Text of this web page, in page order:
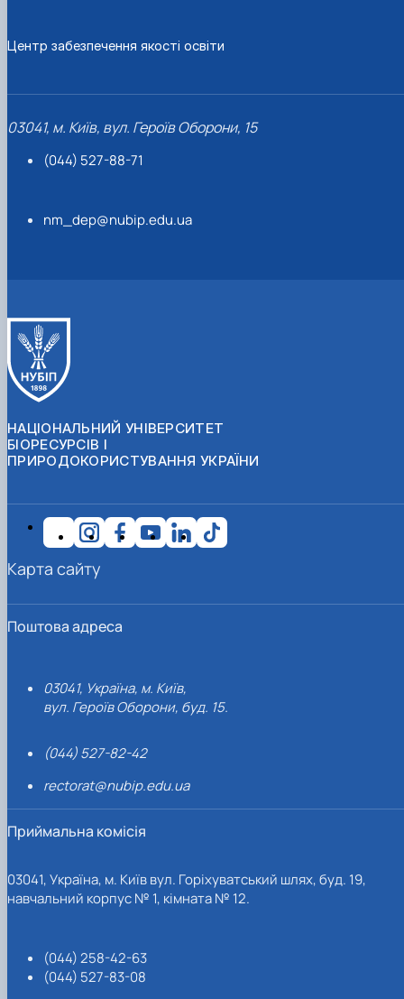
Центр забезпечення якості освіти
03041, м. Київ, вул. Героїв Оборони, 15
(044) 527-88-71
nm_dep@nubip.edu.ua
НАЦІОНАЛЬНИЙ УНІВЕРСИТЕТ
БІОРЕСУРСІВ І
ПРИРОДОКОРИСТУВАННЯ УКРАЇНИ
Поштова адреса
03041, Україна, м. Київ,
вул. Героїв Оборони, буд. 15.
(044) 527-82-42
rectorat@nubip.edu.ua
Приймальна комісія
03041, Україна, м. Київ вул. Горіхуватський шлях, буд. 19,
навчальний корпус № 1, кімната № 12.
(044) 258-42-63
(044) 527-83-08
Карта сайту